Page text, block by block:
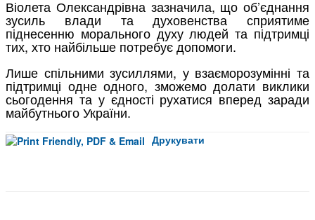
Віолета Олександрівна зазначила, що об’єднання
зусиль влади та духовенства сприятиме
піднесенню морального духу людей та підтримці
тих, хто найбільше потребує допомоги.
Лише спільними зусиллями, у взаєморозумінні та
підтримці одне одного, зможемо долати виклики
сьогодення та у єдності рухатися вперед заради
майбутнього України.
Друкувати